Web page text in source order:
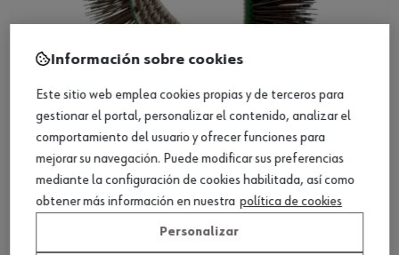
ref.:07033503
CEPILLO-ALAMBRE-FINO-DBS3500-L23MM
Loading...
Información sobre cookies
Este sitio web emplea cookies propias y de terceros para
gestionar el portal, personalizar el contenido, analizar el
comportamiento del usuario y ofrecer funciones para
mejorar su navegación. Puede modificar sus preferencias
mediante la configuración de cookies habilitada, así como
obtener más información en nuestra política de cookies
Personalizar